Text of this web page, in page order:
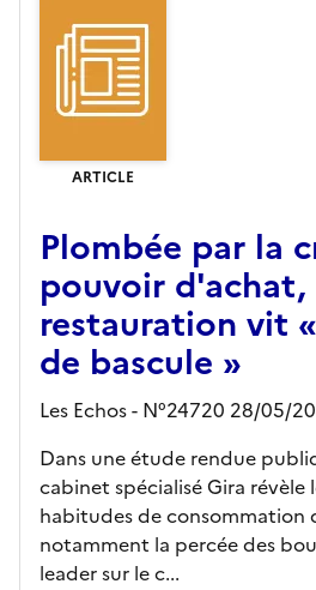
ARTICLE
Plombée par la
pouvoir d'achat,
restauration vit
de bascule »
Les Echos - N°24720 28/05/
Dans une étude rendue
cabinet spécialisé Gira révèle
habitudes de consommation
notamment la percée des
leader sur le c...